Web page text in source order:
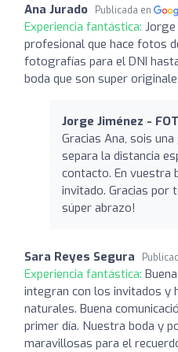
Ana Jurado Publicada en
Experiencia fantástica: Jorge
profesional que hace fotos
fotografías para el DNI
boda que son super
Jorge Jiménez -
Gracias Ana, sois
separa la distancia
contacto. En vuestra
invitado. Gracias por
súper abrazo!
Sara Reyes Segura
Experiencia fantástica:
integran con los invitados y
naturales. Buena
primer día. Nuestra boda y
maravillosas para el